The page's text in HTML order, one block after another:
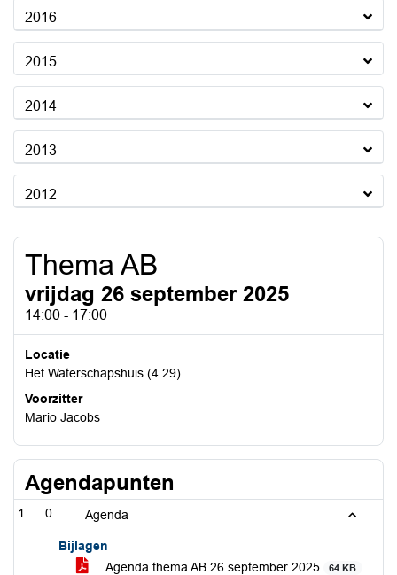
2016
2015
2014
2013
2012
Thema AB
vrijdag 26 september 2025
14:00 - 17:00
Locatie
Het Waterschapshuis (4.29)
Voorzitter
Mario Jacobs
Agendapunten
0 Agenda
Bijlagen
Agenda thema AB 26 september 2025
64 KB